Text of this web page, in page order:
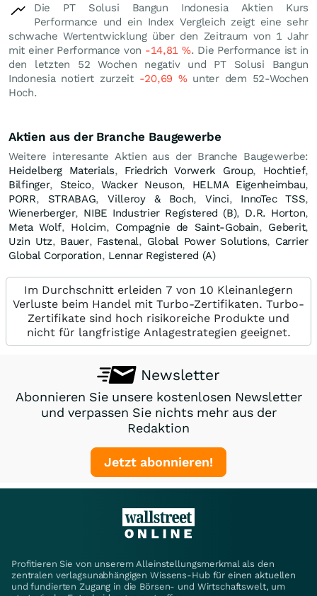
Die PT Solusi Bangun Indonesia Aktien Kurs
Performance und ein Index Vergleich zeigt eine sehr
schwache Wertentwicklung über den Zeitraum von 1 Jahr
mit einer Performance von -14,81 %. Die Performance ist in
den letzten 52 Wochen negativ und PT Solusi Bangun
Indonesia notiert zurzeit -20,69 %unter dem 52-Wochen
Hoch.
Aktien aus der Branche Baugewerbe
Weitere interesante Aktien aus der Branche Baugewerbe:
Heidelberg Materials, Friedrich Vorwerk Group, Hochtief,
Bilfinger, Steico,Wacker Neuson, HELMA Eigenheimbau,
PORR, STRABAG,Villeroy & Boch,Vinci, InnoTec TSS,
Wienerberger, NIBE Industrier Registered (B), D.R. Horton,
Meta Wolf, Holcim, Compagnie de Saint-Gobain, Geberit,
Uzin Utz, Bauer, Fastenal, Global Power Solutions, Carrier
Global Corporation, Lennar Registered (A)
Im Durchschnitt erleiden 7 von 10 Kleinanlegern
Verluste beim Handel mit Turbo-Zertifikaten. Turbo-
Zertifikate sind hoch risikoreiche Produkte und
nicht für langfristige Anlagestrategien geeignet.
Newsletter
Abonnieren Sie unsere kostenlosen Newsletter
und verpassen Sie nichts mehr aus der
Redaktion
Jetzt abonnieren!
Profitieren Sie von unserem Alleinstellungsmerkmal als den
zentralen verlagsunabhängigen Wissens-Hub für einen aktuellen
und fundierten Zugang in die Börsen- und Wirtschaftswelt, um